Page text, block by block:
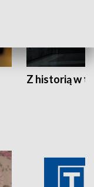
Z historią w